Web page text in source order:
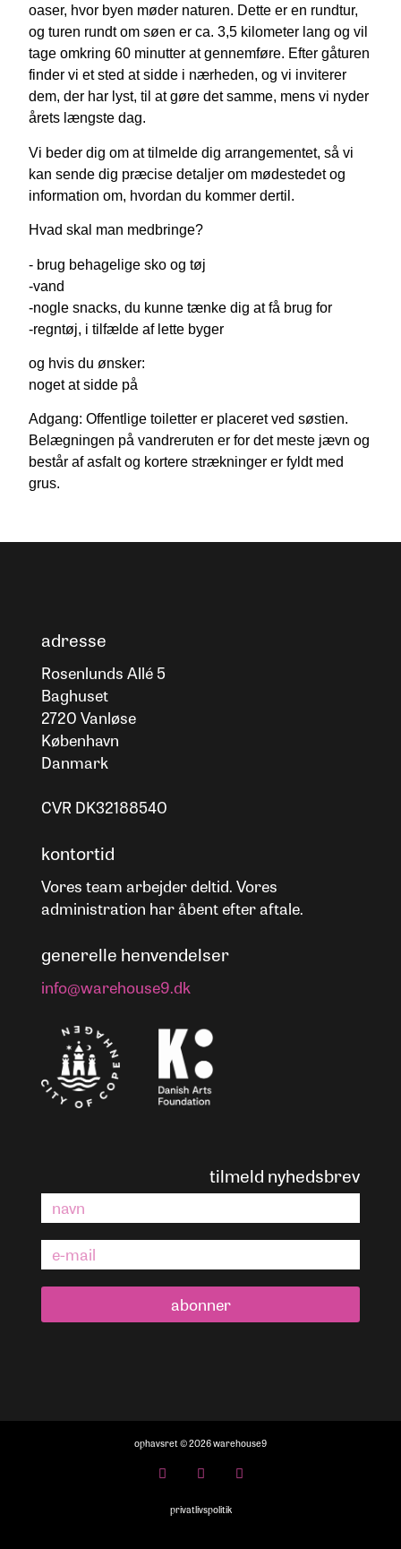
oaser, hvor byen møder naturen. Dette er en rundtur,
og turen rundt om søen er ca. 3,5 kilometer lang og vil
tage omkring 60 minutter at gennemføre. Efter gåturen
finder vi et sted at sidde i nærheden, og vi inviterer
dem, der har lyst, til at gøre det samme, mens vi nyder
årets længste dag.
Vi beder dig om at tilmelde dig arrangementet, så vi
kan sende dig præcise detaljer om mødestedet og
information om, hvordan du kommer dertil.
Hvad skal man medbringe?
- brug behagelige sko og tøj
-vand
-nogle snacks, du kunne tænke dig at få brug for
-regntøj, i tilfælde af lette byger
og hvis du ønsker:
noget at sidde på
Adgang: Offentlige toiletter er placeret ved søstien.
Belægningen på vandreruten er for det meste jævn og
består af asfalt og kortere strækninger er fyldt med
grus.
adresse
Rosenlunds Allé 5
Baghuset
2720 Vanløse
København
Danmark
CVR DK32188540
kontortid
Vores team arbejder deltid. Vores
administration har åbent efter aftale.
generelle henvendelser
info@warehouse9.dk
tilmeld nyhedsbrev
abonner
ophavsret © 2026 warehouse9
privatlivspolitik